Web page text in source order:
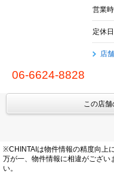
営業
定休
店
06-6624-8828
この店
※CHINTAIは物件情報の精度向上
万が一、物件情報に相違がござい
い。